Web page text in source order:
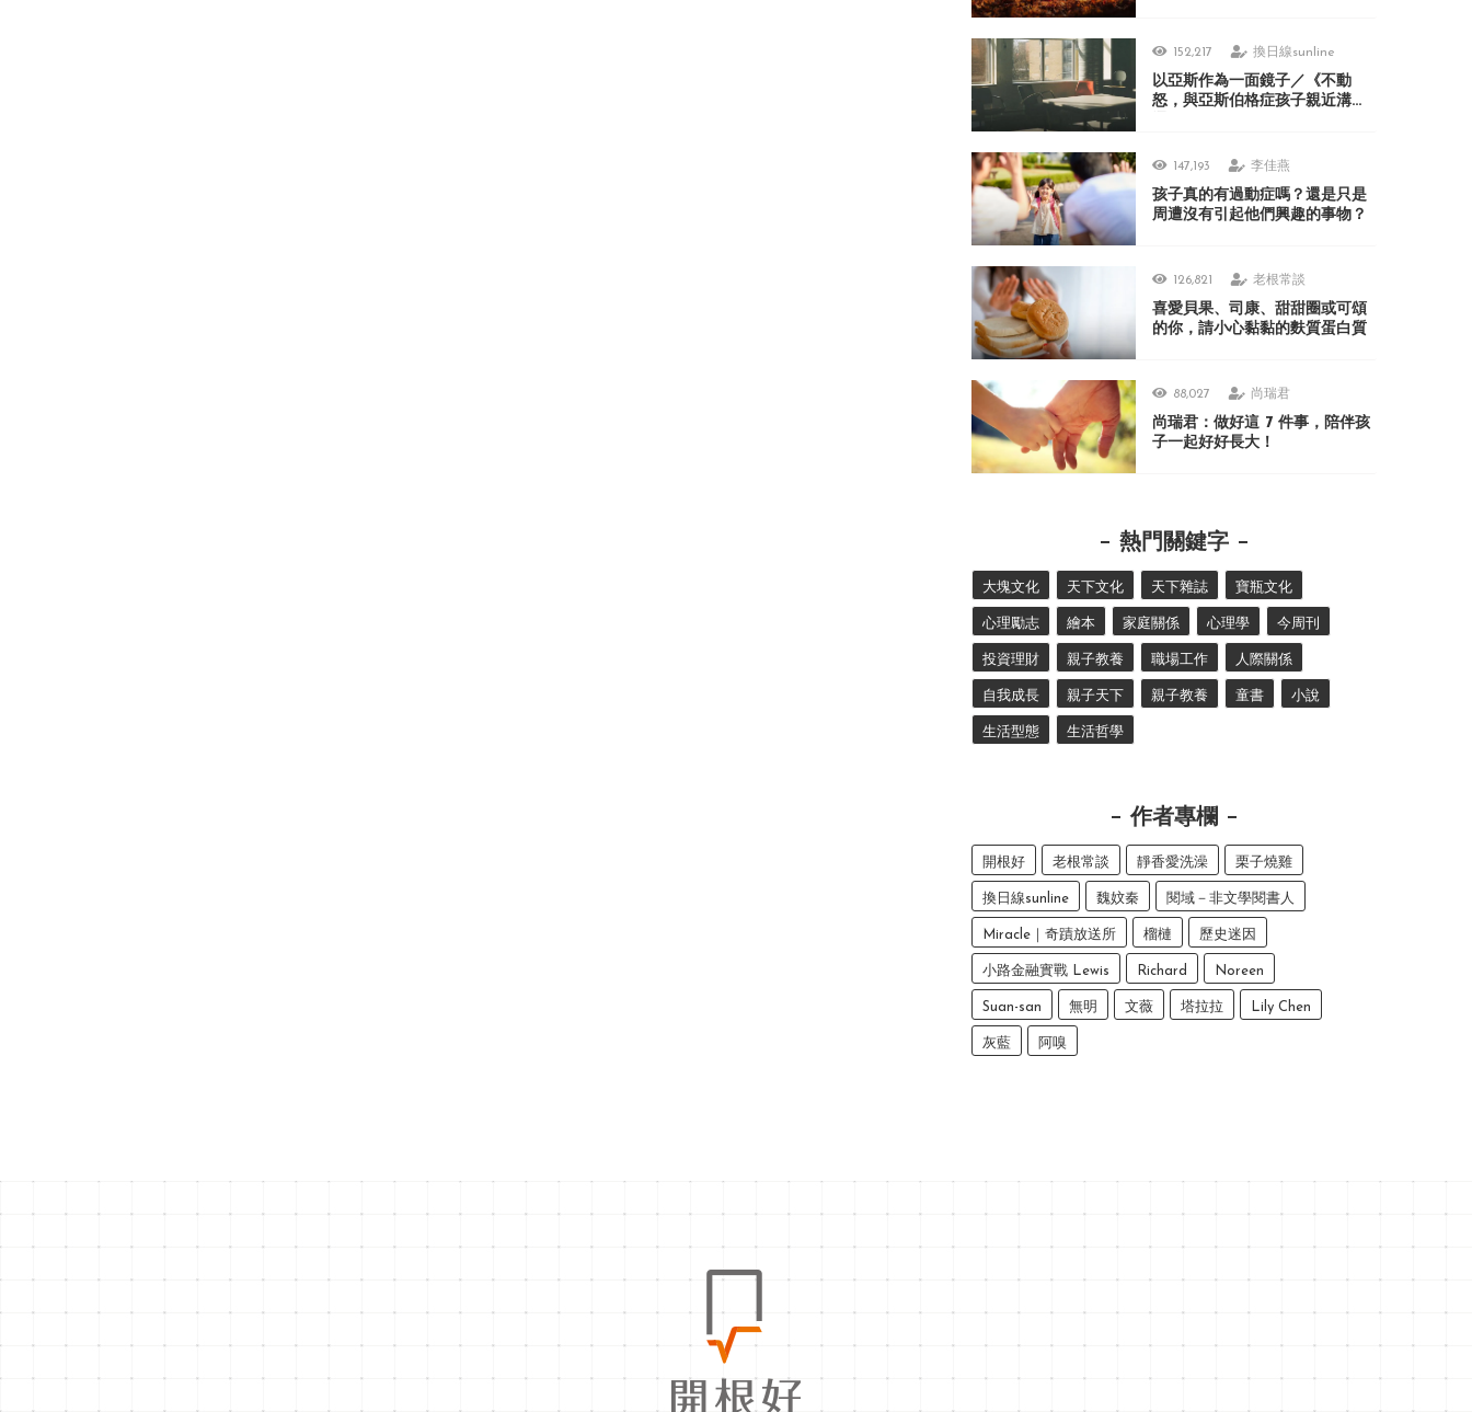
152,217 換日線sunline
以亞斯作為一面鏡子／《不動
怒，與亞斯伯格症孩子親近溝
147,193 李佳燕
孩子真的有過動症嗎？還是只是
周遭沒有引起他們興趣的事物？
126,821 老根常談
喜愛貝果、司康、甜甜圈或可頌
的你，請小心黏黏的麩質蛋白質
88,027 尚瑞君
尚瑞君：做好這 7 件事，陪伴孩
子一起好好長大！
熱門關鍵字
大塊文化 天下文化 天下雜誌 寶瓶文化
心理勵志 繪本 家庭關係 心理學 今周刊
投資理財 親子教養 職場工作 人際關係
自我成長 親子天下 親子教養 童書 小說
生活型態 生活哲學
作者專欄
開根好 老根常談 靜香愛洗澡 栗子燒雞
換日線sunline 魏妏秦 閱域－非文學閱書人
Miracle｜奇蹟放送所 榴槤 歷史迷因
小路金融實戰 Lewis Richard Noreen
Suan-san 無明 文薇 塔拉拉 Lily Chen
灰藍 阿嗅